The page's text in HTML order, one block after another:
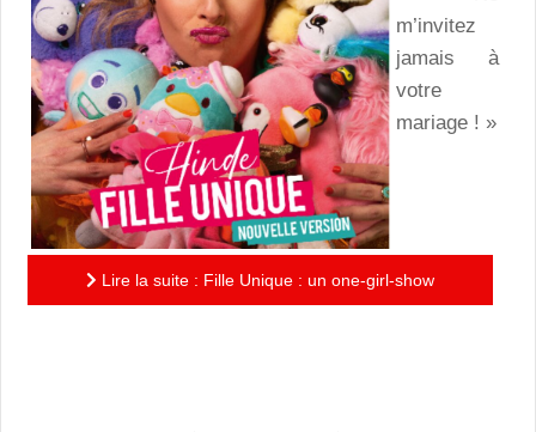
m’invitez
jamais à
votre
mariage ! »
Lire la suite : Fille Unique : un one-girl-show